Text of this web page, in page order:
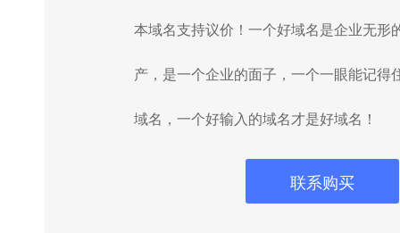
本域名支持议价！一个好域名是企业无形
产，是一个企业的面子，一个一眼能记得
域名，一个好输入的域名才是好域名！
联系购买